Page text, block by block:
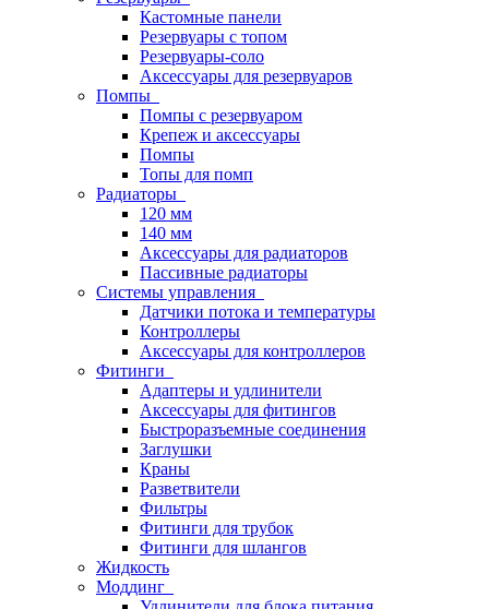
Кастомные панели
Резервуары с топом
Резервуары-соло
Аксессуары для резервуаров
Помпы
Помпы с резервуаром
Крепеж и аксессуары
Помпы
Топы для помп
Радиаторы
120 мм
140 мм
Аксессуары для радиаторов
Пассивные радиаторы
Системы управления
Датчики потока и температуры
Контроллеры
Аксессуары для контроллеров
Фитинги
Адаптеры и удлинители
Аксессуары для фитингов
Быстроразъемные соединения
Заглушки
Краны
Разветвители
Фильтры
Фитинги для трубок
Фитинги для шлангов
Жидкость
Моддинг